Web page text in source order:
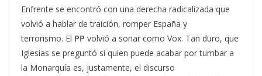
Enfrente se encontró con una derecha radicalizada que
volvió a hablar de traición, romper España y
terrorismo. El PP volvió a sonar como Vox. Tan duro, que
Iglesias se preguntó si quien puede acabar por tumbar a
la Monarquía es, justamente, el discurso